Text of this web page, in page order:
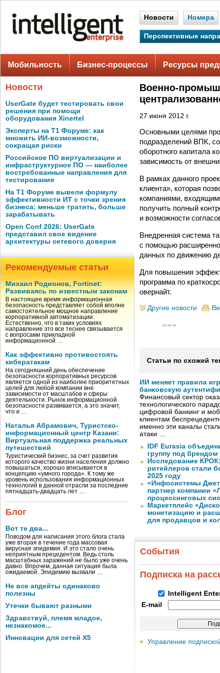
Новости Номера
Перспективные
Мобильность Бизнес-процессы Ресурсы
Новости
UserGate будет тестировать свои
решения при помощи
оборудования Xinertel
Эксперты на Т1 Форуме: как
множить ИИ-возможности,
сокращая риски
Российское ПО виртуализации и
инфраструктурное ПО — наиболее
востребованные направления для
тестирования
На Т1 Форуме вывели формулу
эффективности ИТ с точки зрения
бизнеса: меньше тратить, больше
зарабатывать
Open Conf 2026: UserGate
представил свое видение
архитектуры сетевого доверия
Рекомендуемые статьи
Михаил Родионов, Fortinet:
Развиваясь по известным законам
В настоящее время информационная
безопасность представляет собой вполне
самостоятельное мощное направление
корпоративной автоматизации.
Естественно, что в таких условиях
направление это все теснее связывается
с вопросами прикладной
информационной …
Как эффективно противостоять
кибератакам
На сегодняшний день обеспечение
безопасности корпоративных ресурсов
является одной из наиболее приоритетных
целей для любой компании вне
зависимости от масштабов и сферы
деятельности. Рынок информационной
безопасности развивается, а это значит,
что и …
Наталья Абрамович, Туристско-
информационный центр Казани:
Виртуальная поддержка реальных
путешествий
Туристический бизнес, за счет развития
которого качество жизни населения должно
повышаться, хорошо вписывается в
концепцию «умного города». К тому же
уровень использования информационных
технологий в данной отрасли за последние
пятнадцать-двадцать лет …
Блог
Вот те два...
Поводом для написания этого блога стала
уже вторая в течение года массовая
вирусная эпидемия. И это стало очень
неприятным прецедентом. Ведь столь
масштабных заражений не было уже очень
давно. Впрочем, данная ситуация была
ожидаемой. Эпидемию вызвали …
Не все апдейты одинаково
полезны
Утечки бывают разными
Здравствуй, племя младое,
незнакомое...
Инновации для сетей X5
Военно-
27 июня 2012 г.
Основными целями
подразделений ВПК,
оборотного капитала
зависимость от
В рамках данного
клиента», которая
компаниями,
получить полный
и возможности
Внедренная система
с помощью
данных по движению
Для повышения
программа по
овернайт.
Другие новости
Статьи по схожей
ИИ меняет правила
банковскую
Финансовый сектор
технологического
цифровой банкинг и
клиентам
именно эти каналы
атаки …
IDF Eurasia
группу под
Исследование
ритейлеров стали
2025 году
«Инфосистемы
партнер компании
процессинговых
Маркетплейс
монетизацию и
для продавцов и
События
Подписка на
Intelligent
E-mail
Управление